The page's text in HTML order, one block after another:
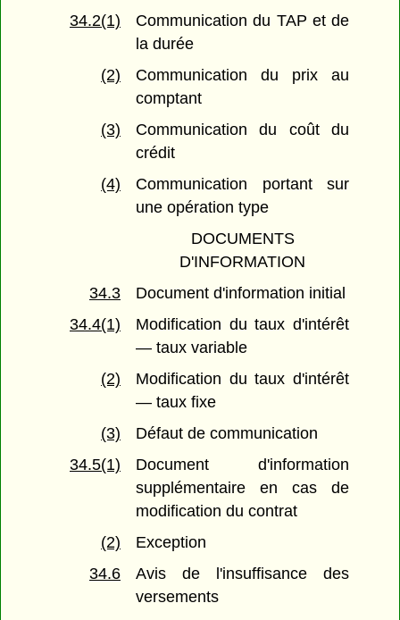
34.2(1)
Communication du TAP et de
la durée
(2)
Communication du prix au
comptant
(3)
Communication du coût du
crédit
(4)
Communication portant sur
une opération type
DOCUMENTS
D'INFORMATION
34.3
Document d'information initial
34.4(1)
Modification du taux d'intérêt
— taux variable
(2)
Modification du taux d'intérêt
— taux fixe
(3)
Défaut de communication
34.5(1)
Document d'information
supplémentaire en cas de
modification du contrat
(2)
Exception
34.6
Avis de l'insuffisance des
versements